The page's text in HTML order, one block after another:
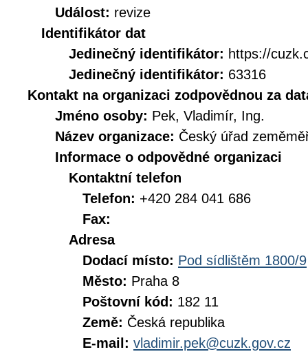
Událost: revize
Identifikátor dat
Jedinečný identifikátor: https://
Jedinečný identifikátor: 63316
Kontakt na organizaci zodpovědnou za
Jméno osoby: Pek, Vladimír, Ing.
Název organizace: Český úřad
Informace o odpovědné organizaci
Kontaktní telefon
Telefon: +420 284 041 686
Fax:
Adresa
Dodací místo: Pod sídlištěm 1800/9
Město: Praha 8
Poštovní kód: 182 11
Země: Česká republika
E-mail: vladimir.pek@cuzk.gov.cz